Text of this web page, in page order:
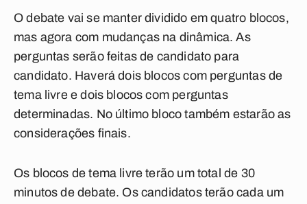
O debate vai se manter dividido em quatro blocos,
mas agora com mudanças na dinâmica. As
perguntas serão feitas de candidato para
candidato. Haverá dois blocos com perguntas de
tema livre e dois blocos com perguntas
determinadas. No último bloco também estarão as
considerações finais.
Os blocos de tema livre terão um total de 30
minutos de debate. Os candidatos terão cada um